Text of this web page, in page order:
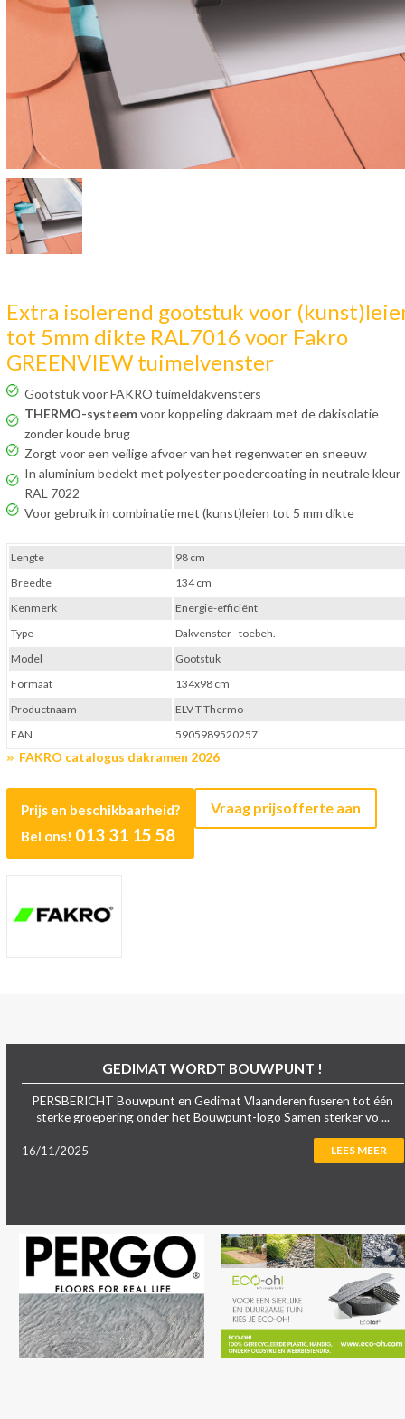
Extra isolerend gootstuk voor
tot 5mm dikte RAL7016 voor Fakro
GREENVIEW tuimelvenster
Gootstuk voor FAKRO tuimeldakvensters
THERMO-systeemvoor koppeling dakraam met de dakisolatie
zonder koude brug
Zorgt voor een veilige afvoer van het regenwater en sneeuw
In aluminium bedekt met polyester poedercoating in neutrale kleur
RAL 7022
Voor gebruik in combinatie met (kunst)leien tot 5 mm dikte
FAKRO catalogus dakramen 2026
Prijs en beschikbaarheid?
Bel ons! 013 31 15 58
Vraag prijsofferte aan
Lengte
98 cm
Breedte
134 cm
Kenmerk
Energie-efficiënt
Type
Dakvenster - toebeh.
Model
Gootstuk
Formaat
134x98 cm
Productnaam
ELV-T Thermo
EAN
5905989520257
GEDIMAT WORDT BOUWPUNT !
PERSBERICHT Bouwpunt en Gedimat Vlaanderen fuseren tot één
sterke groepering onder het Bouwpunt-logo Samen sterker vo ...
16/11/2025 LEES MEER